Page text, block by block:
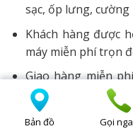
sạc, ốp lưng, cường
Khách hàng được
máy miễn phí trọn
Giao hàng miễn
Hoà, Bình Dương,
3. Dịch vụ bảo hành
Bản đồ Gọi